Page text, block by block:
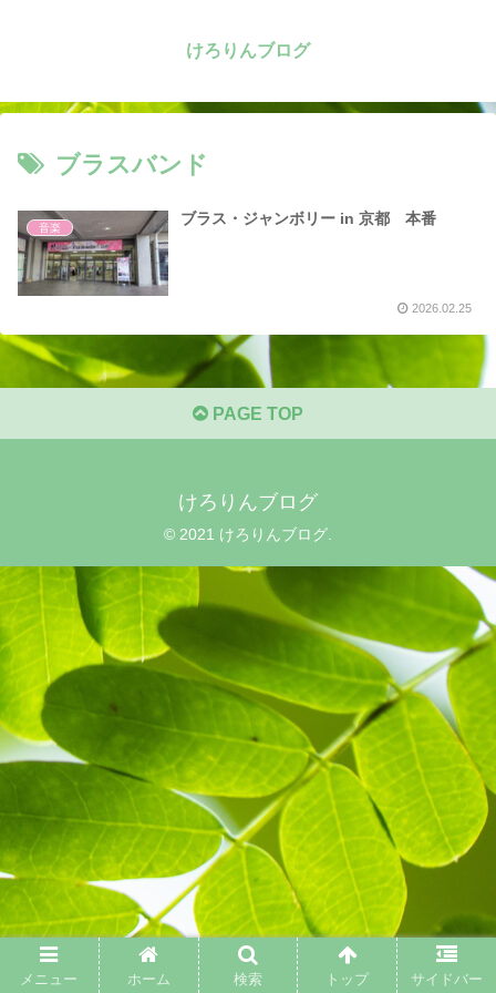
けろりんブログ
ブラスバンド
音楽
ブラス・ジャンボリー in 京都 本番
2026.02.25
PAGE TOP
けろりんブログ
© 2021 けろりんブログ.
メニュー ホーム 検索 トップ サイドバー